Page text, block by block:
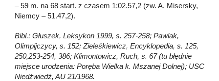
– 59 m. na 68 start. z czasem 1:02.57,2 (zw. A. Misersky,
Niemcy – 51.47,2).
Bibl.: Głuszek, Leksykon 1999, s. 257-258; Pawlak,
Olimpijczycy, s. 152; Zieleśkiewicz, Encyklopedia, s. 125,
250,253-254, 386; Klimontowicz, Ruch, s. 67 (tu błędnie
miejsce urodzenia: Poręba Wielka k. Mszanej Dolnej); USC
Niedźwiedź, AU 21/1968.